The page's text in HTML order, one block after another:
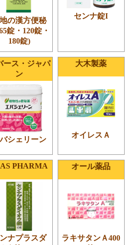
の漢方便秘
錠・120錠・
180錠)
センナ錠I
ース・ジャパ
ン
シェリーン
大木製薬
オイレスＡ
PHARMA
ナプラスダ
オール薬品
ラキサタンＡ400